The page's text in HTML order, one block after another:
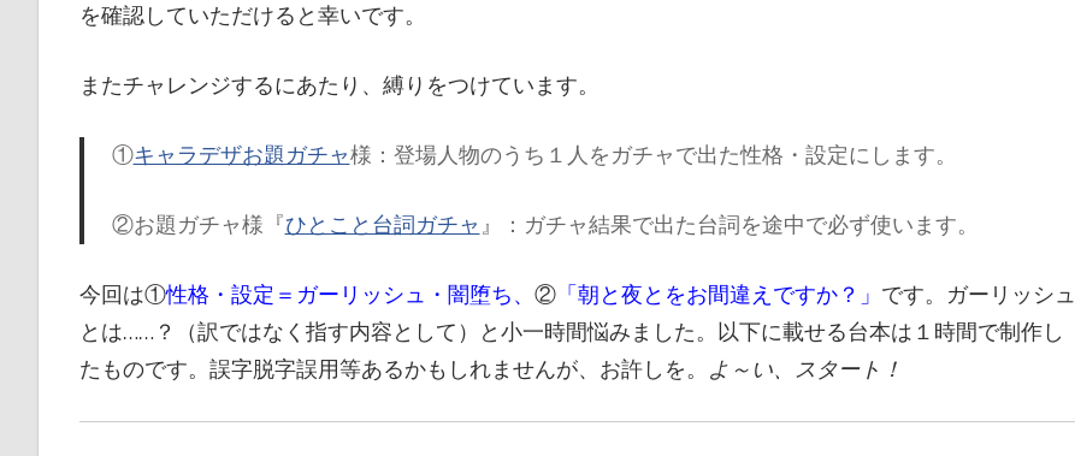
を確認していただけると幸いです。
またチャレンジするにあたり、縛りをつけています。
①キャラデザお題ガチャ様：登場人物のうち１人をガチャで出た性格・設定にします。
②お題ガチャ様『ひとこと台詞ガチャ 』：ガチャ結果で出た台詞を途中で必ず使います。
今回は①性格・設定＝ガーリッシュ・闇堕ち、 ② 「朝と夜とをお間違えですか？」 です。ガーリッシュ
とは……？（訳ではなく指す内容として）と小一時間悩みました。以下に載せる台本は１時間で制作し
たものです。誤字脱字誤用等あるかもしれませんが、お許しを。 よ～い、スタート！